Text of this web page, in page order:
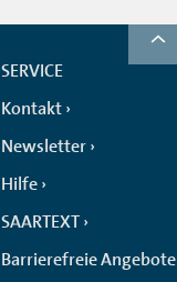
SERVICE
Kontakt
Newsletter
Hilfe
SAARTEXT
Barrierefreie Angebote